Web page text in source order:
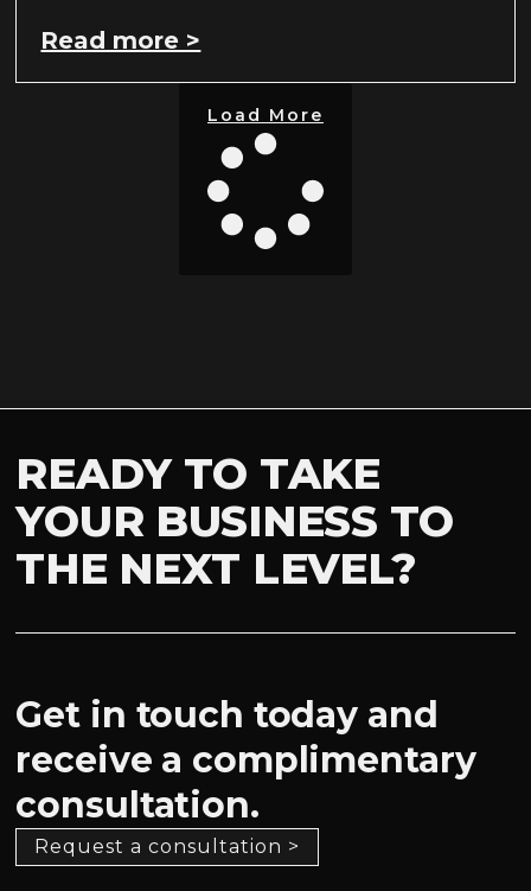
Read more >
Load More
READY TO TAKE
YOUR BUSINESS TO
THE NEXT LEVEL?
Get in touch today and
receive a complimentary
consultation.
Request a consultation >